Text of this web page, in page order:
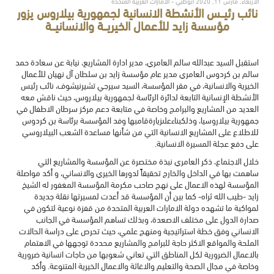
نائب رئيـــس الأنشطة الانسانية لجمهورية بيلاروس يزور
مؤسسة زايد للأعمال الخيريـــة والانسانيـــة
استقبل السيد عبدالله سالم العامري، مدير ادارة المشاريع، نيابة عن سعادة حمد
سالم بن كردوس العامري مدير عام مؤسسة زايد بن سلطان آل نهيان للأعمال
الخيرية والانسانية، في مقر المؤسسة، السيد سيرجي تشيرنيشوف، نائب رئيس
الأنشطة الإنسانية التابعة لدائرة الرئاسة لجمهورية بيلاروس، حيث ناقش معه
العديد من المشاريع والبرامج وخاصة في متابعة دعم مركز سرطان الاطفال في
جمهورية بيلاروسيا، وذلكبناءعلىزيارةقامبها وفد المؤسسة برئاسة بن كردوس
للاطلاع على المشاريع الانسانية التي من شأنها مساعدة الشعب البيلاروسي
على دفع عجلة المسيرة الانسانية.
خلال الاجتماع، ذكر العامري نبذة مختصرة عن المؤسسة والمشاريع التي
ساهمت بها في الداخل والخارج تحقيقاً لدورها الخيري والانساني، و أكد مواصلة
المؤسسة لهذه الاعمال على نهج صاحب مكرمة المؤسسة المغفور له الشيخ
زايد -طيب الله ثراه- كما بين أن المؤسسة قد أعدت لمسيرتها نقلة جديدة
لمواكبة ما تشهده دولة الامارات العربية المتحدة من قفزة نوعية لتكون في
صدارة الدول على مختلف الاصعدة، وبذلك تساهم المؤسسة في الجانب
الانساني وفق خطة استراتيجية ومنهج علمي، حيث تحرص على دراسة الحالات
الملحة والمواقع الاكثر حاجة للبرامج والمشاريع محددة توجهها في الاهتمام
بالاعمال الضرورية لكل المناطق التي تعاني شعوبها من حاجات انسانية ضرورية
وخاصة في مجال الصحة والتعليم والاغاثة والاعمال الخيرية المتنوعة. وأكد